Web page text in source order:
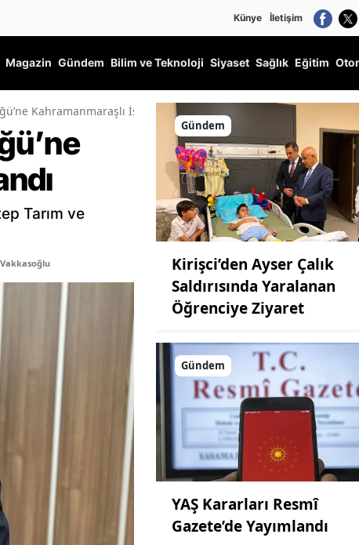
Künye İletişim
Magazin Gündem Bilim ve Teknoloji Siyaset Sağlık Eğitim
Kahramanmaraşlı İsim Atandı
Tarım ve
Gündem
Kirişci’den Ayser Çalık
Saldırısında Yaralanan
Öğrenciye Ziyaret
Gündem
YAŞ Kararları Resmî
Gazete’de Yayımlandı